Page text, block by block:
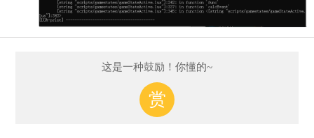
这是一种鼓励！你懂的~
赏